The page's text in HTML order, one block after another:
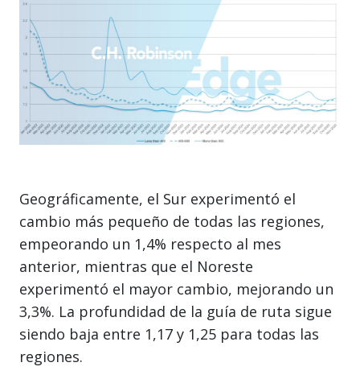
Geográficamente, el Sur experimentó el
cambio más pequeño de todas las regiones,
empeorando un 1,4% respecto al mes
anterior, mientras que el Noreste
experimentó el mayor cambio, mejorando un
3,3%. La profundidad de la guía de ruta sigue
siendo baja entre 1,17 y 1,25 para todas las
regiones.